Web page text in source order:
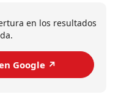
en los resultados
Google ↗️